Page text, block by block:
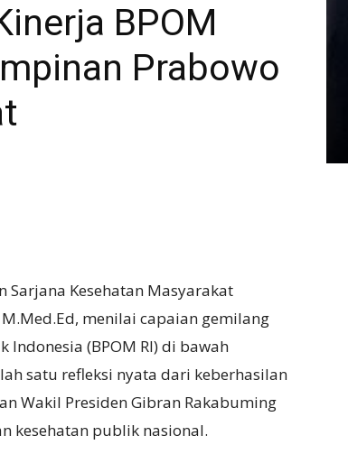
BPOM
Prabowo
Sarjana Kesehatan Masyarakat
menilai capaian gemilang
Indonesia (BPOM RI) di bawah
satu refleksi nyata dari keberhasilan
Wakil Presiden Gibran Rakabuming
kesehatan publik nasional.